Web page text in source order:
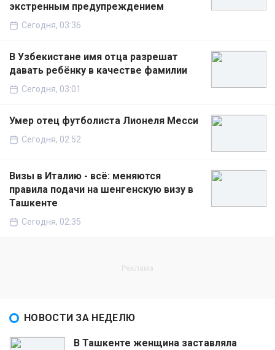
экстренным предупреждением
Сегодня, 03:36
В Узбекистане имя отца разрешат
давать ребёнку в качестве фамилии
Сегодня, 03:01
Умер отец футболиста Лионеля Месси
Сегодня, 02:52
Визы в Италию - всё: меняются
правила подачи на шенгенскую визу в
Ташкенте
Сегодня, 02:35
НОВОСТИ ЗА НЕДЕЛЮ
В Ташкенте женщина заставляла